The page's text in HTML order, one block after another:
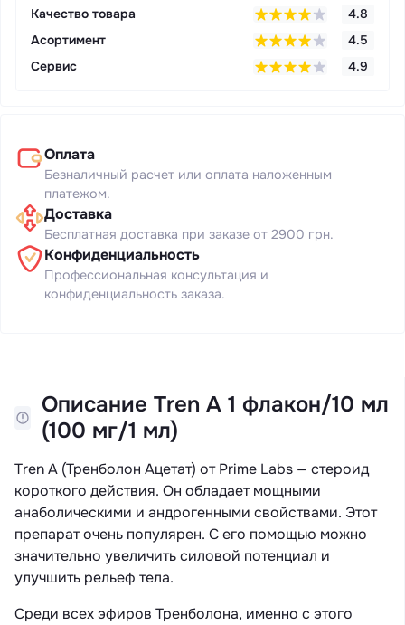
Качество товара
4.8
Асортимент
4.5
Сервис
4.9
Оплата
Безналичный расчет или оплата наложенным
платежом.
Доставка
Бесплатная доставка при заказе от 2900 грн.
Конфиденциальность
Профессиональная консультация и
конфиденциальность заказа.
Описание Tren A 1 флакон/10 мл
(100 мг/1 мл)
Tren A (Тренболон Ацетат) от Prime Labs — стероид
короткого действия. Он обладает мощными
анаболическими и андрогенными свойствами. Этот
препарат очень популярен. С его помощью можно
значительно увеличить силовой потенциал и
улучшить рельеф тела.
Среди всех эфиров Тренболона, именно с этого